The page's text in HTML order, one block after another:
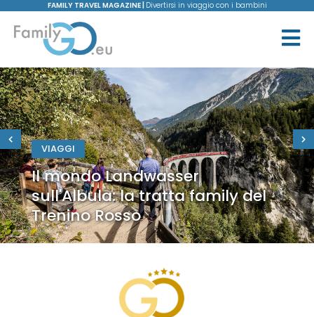
FAMILY TRAVEL MAGAZINE | Divertirsi in viaggio con i bambini
VIAGGI
Il mondo Landwasser
sull'Albula: la tratta family del
Trenino Rosso